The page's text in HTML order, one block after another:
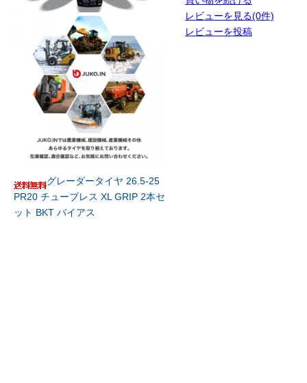
グレーダータイヤ 26.5-25
PR20 チューブレス XL GRIP 2本セ
ット BKT バイアス
レビューを見る(0件)
レビューを投稿